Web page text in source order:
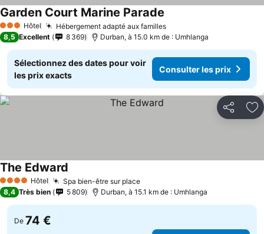
3 ÉtoilesHôtel Hébergement adapté aux familles
Garden Court Marine Parade
8,5 Excellent 8 369 Durban, à 15.0 km de : Umhlanga
Sélectionnez des dates pour voir
les prix exacts
Consulter les prix
Partager
4 Étoiles Hôtel Spa bien-être sur place
The Edward
8,4 Très bien 5 809 Durban, à 15.1 km de : Umhlanga
De 74 €